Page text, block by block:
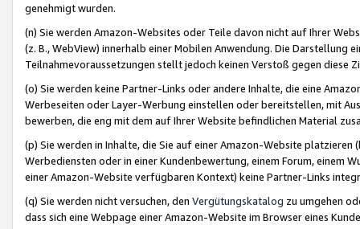
genehmigt wurden.
(n) Sie werden Amazon-Websites oder Teile davon nicht auf Ihrer
(z. B., WebView) innerhalb einer Mobilen Anwendung. Die Darstellung
Teilnahmevoraussetzungen stellt jedoch keinen Verstoß gegen diese
(o) Sie werden keine Partner-Links oder andere Inhalte, die eine
Werbeseiten oder Layer-Werbung einstellen oder bereitstellen, mit
bewerben, die eng mit dem auf Ihrer Website befindlichen Material
(p) Sie werden in Inhalte, die Sie auf einer Amazon-Website
Werbediensten oder in einer Kundenbewertung, einem Forum, einem
einer Amazon-Website verfügbaren Kontext) keine Partner-Links
(q) Sie werden nicht versuchen, den Vergütungskatalog zu umgehen
dass sich eine Webpage einer Amazon-Website im Browser eines